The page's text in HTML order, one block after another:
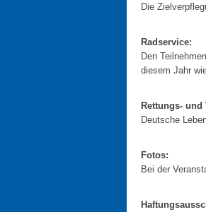
Die
Radservice:
Den
diesem Jahr
Rettungs- und
Deutsche
Fotos:
Bei der